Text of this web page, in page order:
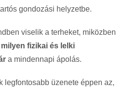
gondozási helyzetbe.
viselik a terheket, miközben
fizikai és lelki
a mindennapi ápolás.
legfontosabb üzenete éppen az,